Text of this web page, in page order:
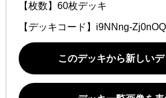
【枚数】60枚デッキ
【デッキコード】 i9NNng-
このデッキから新しい